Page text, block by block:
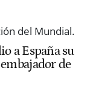
a España su
de